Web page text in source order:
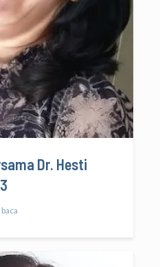
Dr. Hesti